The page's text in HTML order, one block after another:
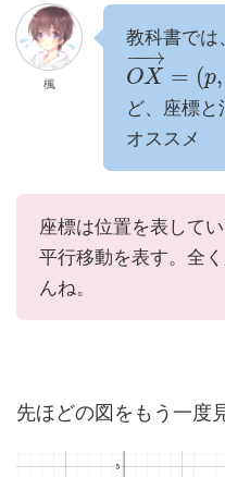
楓
教科書では
OX
−→
−
= (p,
ど、座標
オススメ
座標は位置を表して
平行移動を表す。全
んね。
先ほどの図をもう一度